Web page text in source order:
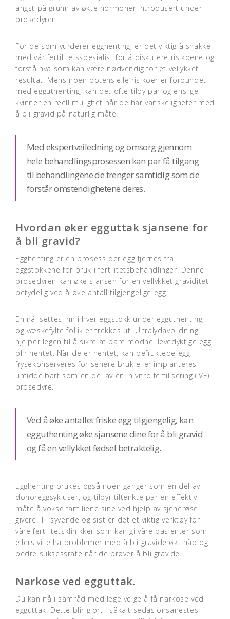
angst på grunn av økte hormoner introdusert under
prosedyren.
For de som vurderer egghenting, er det viktig å snakke
med vår fertilitetsspesialist for å diskutere risikoene og
forstå hva som kan være nødvendig for et vellykket
resultat. Mens noen potensielle risikoer er forbundet
med egguthenting, kan det ofte tilby par og enslige
kvinner en reell mulighet når de har vanskeligheter med
å bli gravid på naturlig måte.
Med ekspertveiledning og omsorg gjennom
hele behandlingsprosessen kan par få tilgang
til behandlingene de trenger samtidig som de
forstår omstendighetene deres.
Hvordan øker egguttak sjansene for
å bli gravid?
Egghenting er en prosess der egg fjernes fra
eggstokkene for bruk i fertilitetsbehandlinger. Denne
prosedyren kan øke sjansen for en vellykket graviditet
betydelig ved å øke antall tilgjengelige egg.
En nål settes inn i hver eggstokk under egguthenting,
og væskefylte follikler trekkes ut. Ultralydavbildning
hjelper legen til å sikre at bare modne, levedyktige egg
blir hentet. Når de er hentet, kan befruktede egg
frysekonserveres for senere bruk eller implanteres
umiddelbart som en del av en in vitro fertilisering (IVF)
prosedyre.
Ved å øke antallet friske egg tilgjengelig, kan
egguthenting øke sjansene dine for å bli gravid
og få en vellykket fødsel betraktelig.
Egghenting brukes også noen ganger som en del av
donoreggsykluser, og tilbyr tiltenkte par en effektiv
måte å vokse familiene sine ved hjelp av sjenerøse
givere. Til syvende og sist er det et viktig verktøy for
våre fertilitetsklinikker som kan gi våre pasienter som
ellers ville ha problemer med å bli gravide økt håp og
bedre suksessrate når de prøver å bli gravide.
Narkose ved egguttak.
Du kan nå i samråd med lege velge å få narkose ved
egguttak. Dette blir gjort i såkalt sedasjonsanestesi